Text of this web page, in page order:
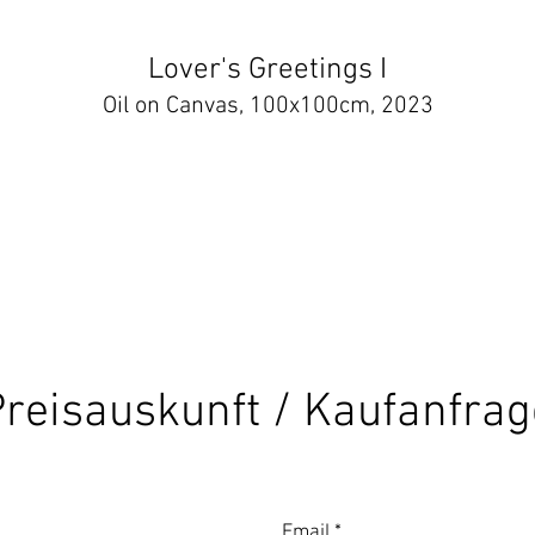
Lover's Greetings I
Oil on Canvas, 100x100cm, 2023
/